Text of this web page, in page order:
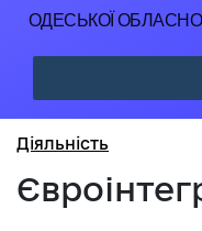
ОДЕСЬКОЇ
Діяльність